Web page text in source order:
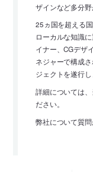
ザインなど多分野
25ヵ国を超える
ローカルな知識
イナー、CGデザ
ネジャーで構成
ジェクトを遂行し
詳細については
ださい。
弊社について質問